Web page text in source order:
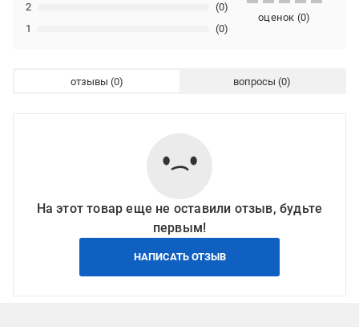
1 (0)
2 (0)
оценок (0)
отзывы вопросы
На этот товар еще не оставили отзыв, будьте
первым!
НАПИСАТЬ ОТЗЫВ